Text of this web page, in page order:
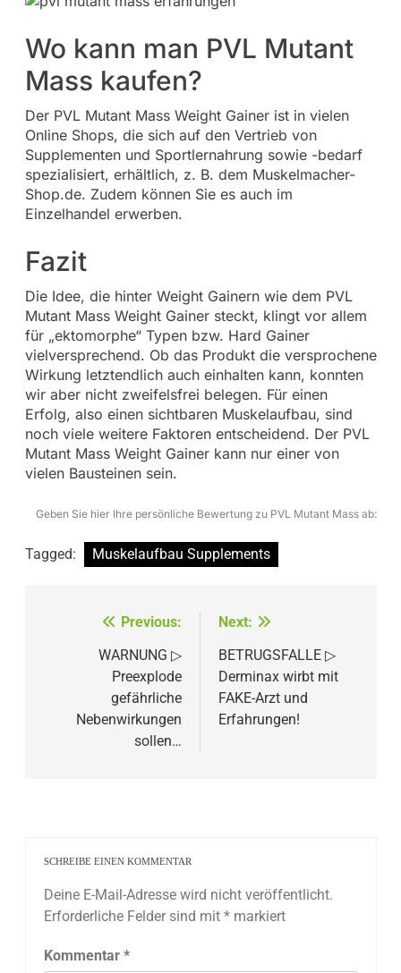
Wo kann man PVL Mutant
Mass kaufen?
Der PVL Mutant Mass Weight Gainer ist in vielen
Online Shops, die sich auf den Vertrieb von
Supplementen und Sportlernahrung sowie -bedarf
spezialisiert, erhältlich, z. B. dem Muskelmacher-
Shop.de. Zudem können Sie es auch im
Einzelhandel erwerben.
Fazit
Die Idee, die hinter Weight Gainern wie dem PVL
Mutant Mass Weight Gainer steckt, klingt vor allem
für „ektomorphe“ Typen bzw. Hard Gainer
vielversprechend. Ob das Produkt die versprochene
Wirkung letztendlich auch einhalten kann, konnten
wir aber nicht zweifelsfrei belegen. Für einen
Erfolg, also einen sichtbaren Muskelaufbau, sind
noch viele weitere Faktoren entscheidend. Der PVL
Mutant Mass Weight Gainer kann nur einer von
vielen Bausteinen sein.
Geben Sie hier Ihre persönliche Bewertung zu PVL Mutant Mass ab:
Tagged: Muskelaufbau Supplements
Beitragsnavigation
Previous:
WARNUNG ▷
Preexplode
gefährliche
Nebenwirkungen
sollen…
Next:
BETRUGSFALLE ▷
Derminax wirbt mit
FAKE-Arzt und
Erfahrungen!
SCHREIBE EINEN KOMMENTAR
Deine E-Mail-Adresse wird nicht veröffentlicht.
Erforderliche Felder sind mit *markiert
Kommentar *